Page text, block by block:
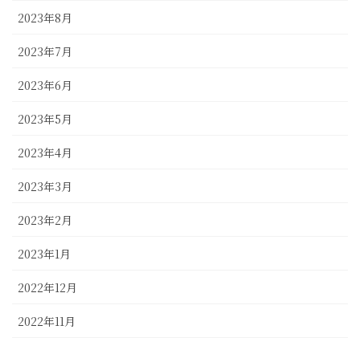
2023年8月
2023年7月
2023年6月
2023年5月
2023年4月
2023年3月
2023年2月
2023年1月
2022年12月
2022年11月